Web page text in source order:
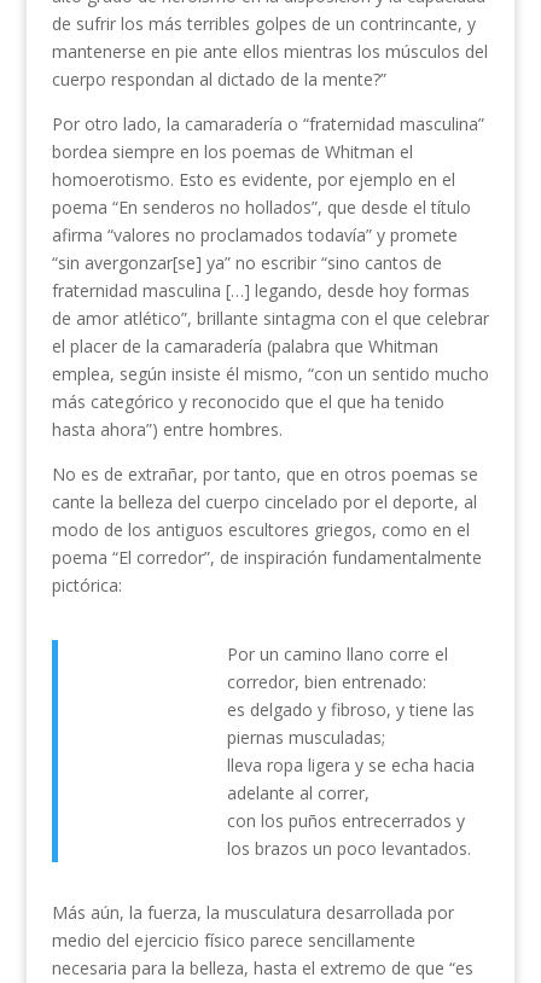
de sufrir los más terribles golpes de un contrincante, y
mantenerse en pie ante ellos mientras los músculos del
cuerpo respondan al dictado de la mente?”
Por otro lado, la camaradería o “fraternidad masculina”
bordea siempre en los poemas de Whitman el
homoerotismo. Esto es evidente, por ejemplo en el
poema “En senderos no hollados”, que desde el título
afirma “valores no proclamados todavía” y promete
“sin avergonzar[se] ya” no escribir “sino cantos de
fraternidad masculina […] legando, desde hoy formas
de amor atlético”, brillante sintagma con el que celebrar
el placer de la camaradería (palabra que Whitman
emplea, según insiste él mismo, “con un sentido mucho
más categórico y reconocido que el que ha tenido
hasta ahora”) entre hombres.
No es de extrañar, por tanto, que en otros poemas se
cante la belleza del cuerpo cincelado por el deporte, al
modo de los antiguos escultores griegos, como en el
poema “El corredor”, de inspiración fundamentalmente
pictórica:
Por un camino llano corre el
corredor, bien entrenado:
es delgado y fibroso, y tiene las
piernas musculadas;
lleva ropa ligera y se echa hacia
adelante al correr,
con los puños entrecerrados y
los brazos un poco levantados.
Más aún, la fuerza, la musculatura desarrollada por
medio del ejercicio físico parece sencillamente
necesaria para la belleza, hasta el extremo de que “es